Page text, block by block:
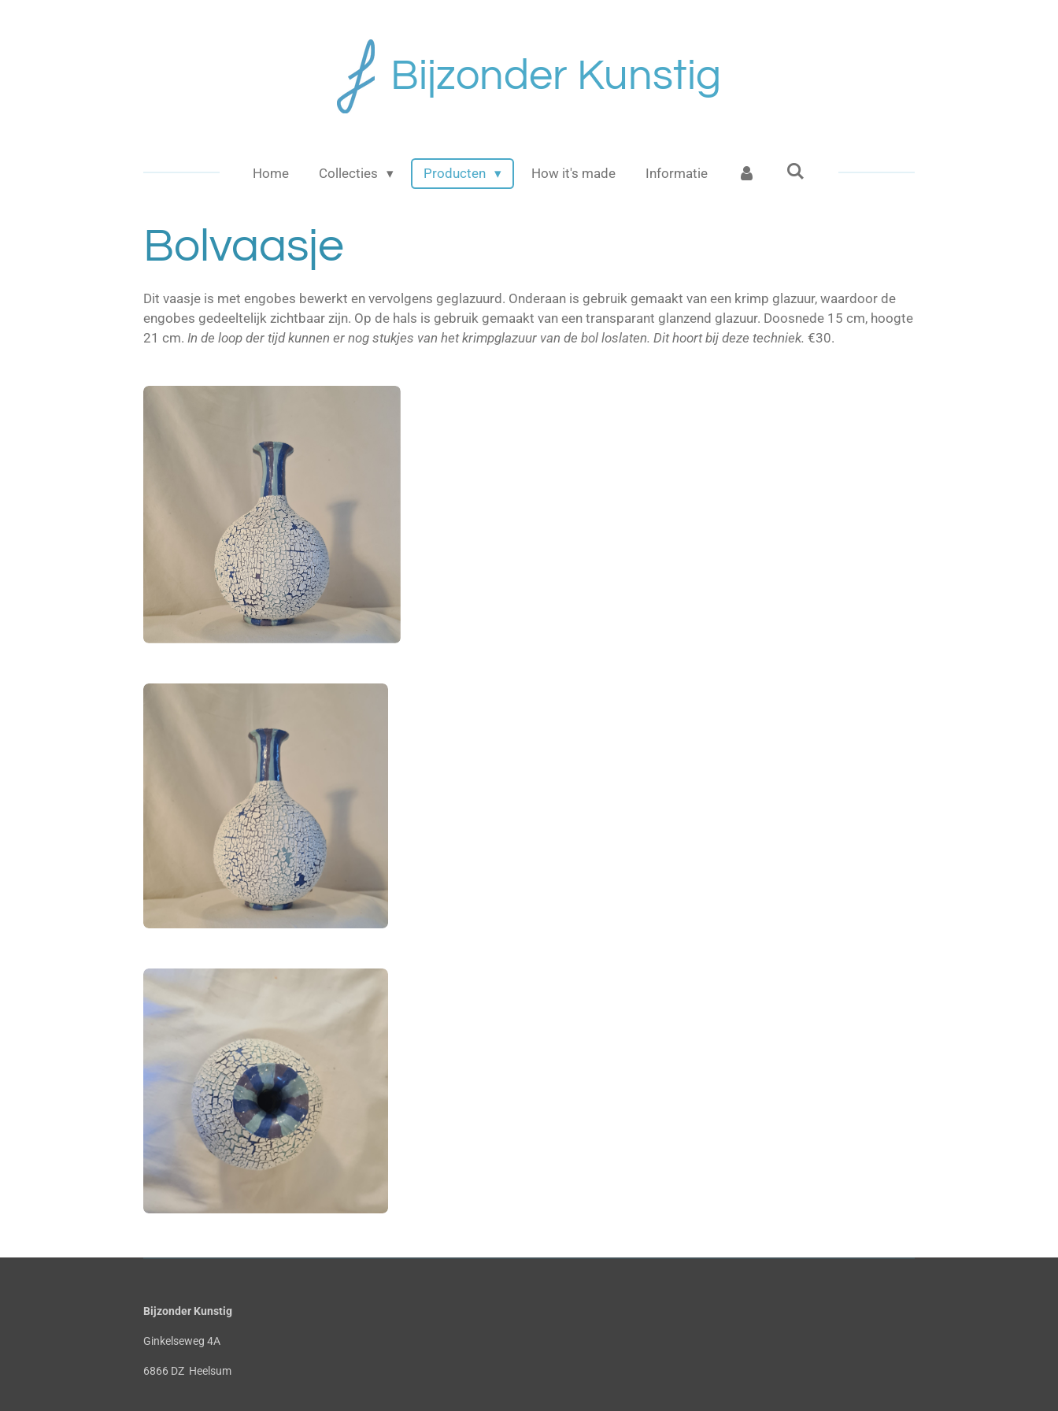
Bijzonder Kunstig
Home Collecties Producten How it's made Informatie
Bolvaasje
Dit vaasje is met engobes bewerkt en vervolgens geglazuurd. Onderaan is gebruik gemaakt van een krimp glazuur, waardoor de
engobes gedeeltelijk zichtbaar zijn. Op de hals is gebruik gemaakt van een transparant glanzend glazuur. Doosnede 15 cm, hoogte
21 cm. In de loop der tijd kunnen er nog stukjes van het krimpglazuur van de bol loslaten. Dit hoort bij deze techniek. €30.
Bijzonder Kunstig
Ginkelseweg 4A
6866 DZ Heelsum